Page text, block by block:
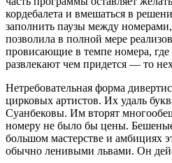
кордебалета и вмешаться в
заполнить паузы между
позволила в полной мере
провисающие в темпе номера,
развлекают чем придется — то
Нетребовательная форма
цирковых артистов. Их удаль
Суанбековы. Им вторят
номеру не было бы цены.
большом мастерстве и амбициях
обычно ленивыми львами. Он